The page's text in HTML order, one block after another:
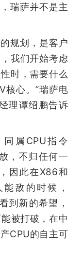
瑞萨并不是主
规划，是客户
我们开始考虑
时，需要什么
核心。”瑞萨电
理谭绍鹏告诉
属CPU指令
，不归任何一
因此在X86和
敌的时候，
到新的希望，
被打破，在中
CPU的自主可